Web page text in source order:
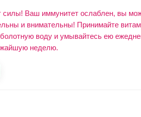
Ваш иммунитет ослаблен, вы
и внимательны! Принимайте
воду и умывайтесь ею
неделю.